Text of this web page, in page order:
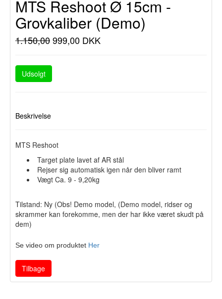
MTS Reshoot Ø 15cm -
Grovkaliber (Demo)
1.150,00999,00 DKK
Udsolgt
Beskrivelse
MTS Reshoot
Target plate lavet af AR stål
Rejser sig automatisk igen når den bliver ramt
Vægt Ca. 9 - 9,20kg
Tilstand: Ny (Obs! Demo model, (Demo model, ridser og
skrammer kan forekomme, men der har ikke været skudt på
dem)
Se video om produktet Her
Tilbage